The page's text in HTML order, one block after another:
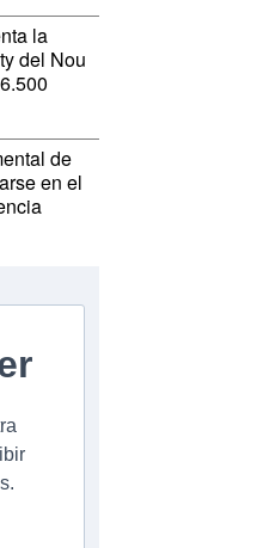
la
del Nou
de
en el